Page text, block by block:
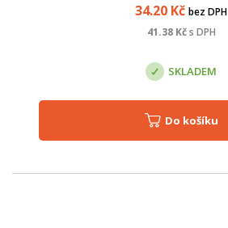
34.20 Kč bez DPH
41.38Kč s DPH
SKLADEM
Do košíku